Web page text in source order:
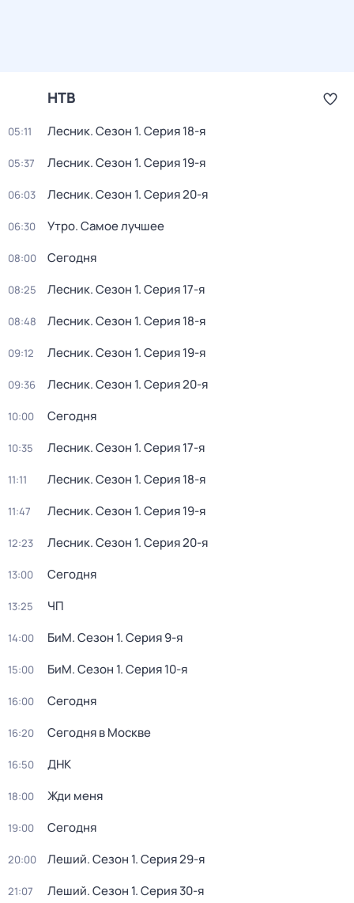
НТВ
05:11 Лесник. Сезон 1. Серия 18-я
05:37 Лесник. Сезон 1. Серия 19-я
06:03 Лесник. Сезон 1. Серия 20-я
06:30 Утро. Самое лучшее
08:00 Сегодня
08:25 Лесник. Сезон 1. Серия 17-я
08:48 Лесник. Сезон 1. Серия 18-я
09:12 Лесник. Сезон 1. Серия 19-я
09:36 Лесник. Сезон 1. Серия 20-я
10:00 Сегодня
10:35 Лесник. Сезон 1. Серия 17-я
11:11 Лесник. Сезон 1. Серия 18-я
11:47 Лесник. Сезон 1. Серия 19-я
12:23 Лесник. Сезон 1. Серия 20-я
13:00 Сегодня
13:25 ЧП
14:00 БиМ. Сезон 1. Серия 9-я
15:00 БиМ. Сезон 1. Серия 10-я
16:00 Сегодня
16:20 Сегодня в Москве
16:50 ДНК
18:00 Жди меня
19:00 Сегодня
20:00 Леший. Сезон 1. Серия 29-я
21:07 Леший. Сезон 1. Серия 30-я